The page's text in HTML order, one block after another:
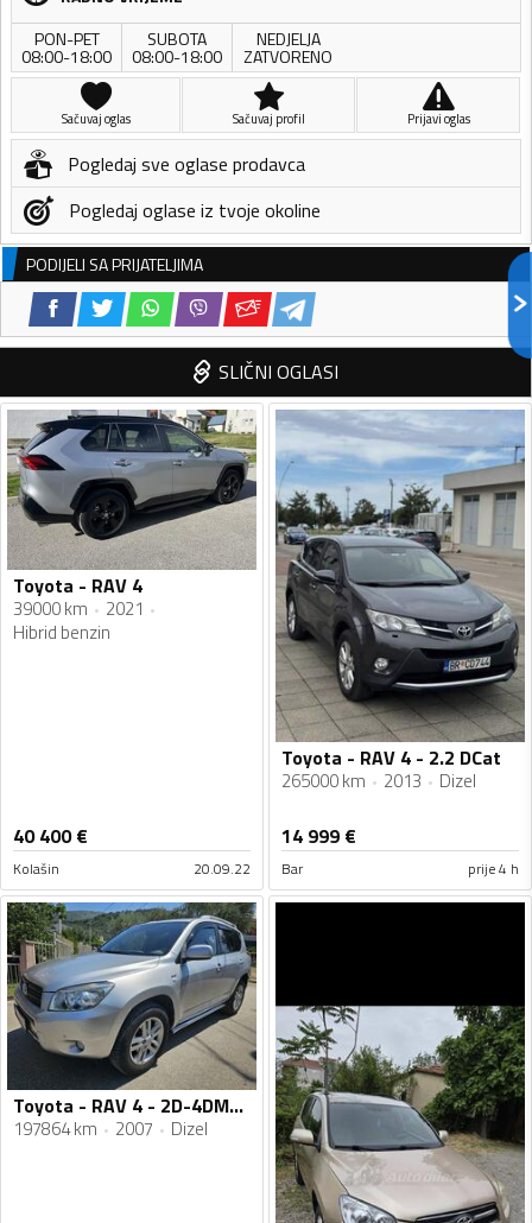
PON-PET
08:00-18:00
SUBOTA
08:00-18:00
NEDJELJA
ZATVORENO
Sačuvaj oglas Sačuvaj profil Prijavi oglas
Pogledaj sve oglase prodavca
Pogledaj oglase iz tvoje okoline
PODIJELI SA PRIJATELJIMA
SLIČNI OGLASI
Toyota - RAV 4
39000 km
2021
Hibrid benzin
40 400€
Kolašin 20.09.22
Toyota - RAV 4 - 2.2 DCat
265000 km 2013 Dizel
14 999 €
Bar prije 4 h
Toyota - RAV 4 - 2D-4DM/16
197864 km 2007 Dizel